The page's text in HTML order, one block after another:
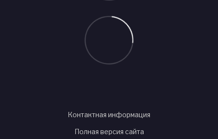
Контактная информация
Полная версия сайта